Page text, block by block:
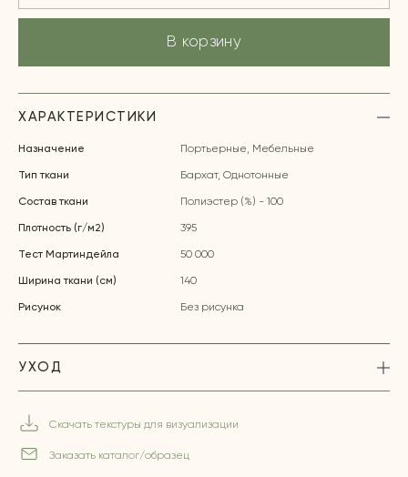
В корзину
ХАРАКТЕРИСТИКИ
Назначение Портьерные, Мебельные
Тип ткани Бархат, Однотонные
Состав ткани Полиэстер (%) - 100
Плотность (г/м2) 395
Тест Мартиндейла 50 000
Ширина ткани (см) 140
Рисунок Без рисунка
УХОД
Скачать текстуры для визуализации
Заказать каталог/образец